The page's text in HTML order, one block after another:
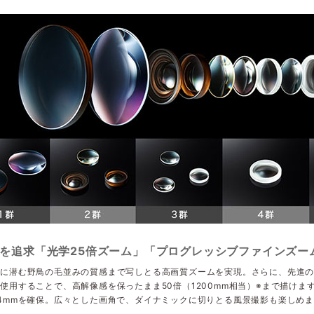
追求「光学25倍ズーム」「プログレッシブファインズ
潜む野鳥の毛並みの質感まで写しとる高画質ズームを実現。さらに、先進
用することで、高解像感を保ったまま50倍（1200mm相当）※まで描けま
を確保。広々とした画角で、ダイナミックに切りとる風景撮影も楽しめ